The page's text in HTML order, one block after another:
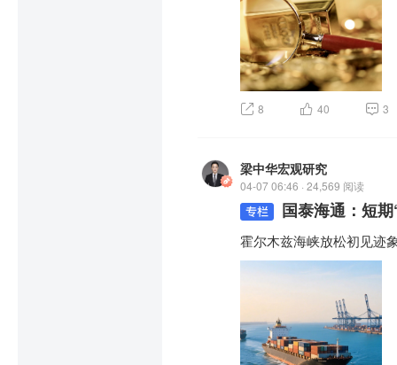
8 40 3
梁中华宏观研究
04-07 06:46 · 24,569 阅读
国泰海通：短
霍尔木兹海峡放松初见迹